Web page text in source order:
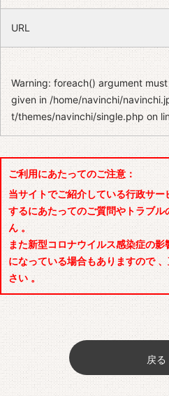
URL
Warning: foreach() argument
given in/home/navinchi/
t/themes/navinchi/single.php on
ご利用にあたってのご注意：
当サイトでご紹介している行政サ
するにあたってのご質問やトラブ
ん 。
また新型コロナウイルス感染症の
になっている場合もありますので
さい 。
戻る